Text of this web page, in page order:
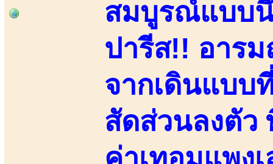
สมบูรณ์แบบ
ปารีส!! อาร
จากเดินแบบ
สัดส่วนลงตัว